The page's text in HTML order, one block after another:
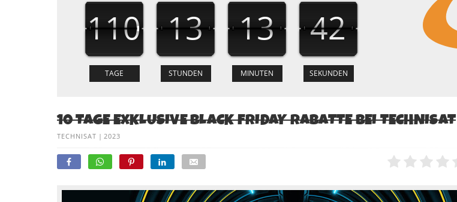
110 13 13 41
10 TAGE EXKLUSIVE BLACK FRIDAY RABATTE BEI TECHNISAT
TECHNISAT | 2023